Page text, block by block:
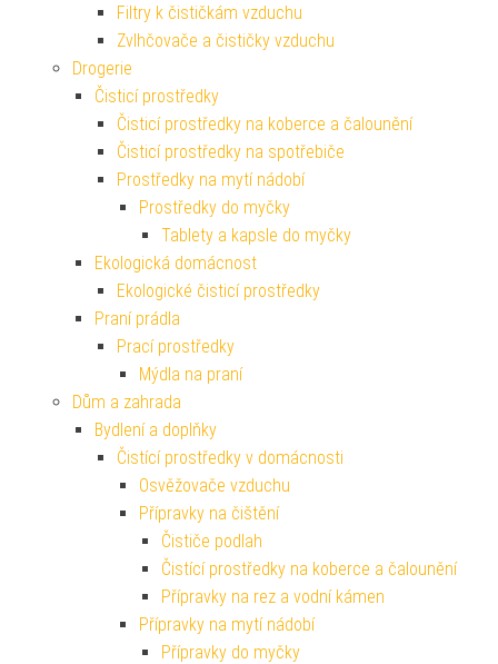
Filtry k čističkám vzduchu
Zvlhčovače a čističky vzduchu
Drogerie
Čisticí prostředky
Čisticí prostředky na koberce a čalounění
Čisticí prostředky na spotřebiče
Prostředky na mytí nádobí
Prostředky do myčky
Tablety a kapsle do myčky
Ekologická domácnost
Ekologické čisticí prostředky
Praní prádla
Prací prostředky
Mýdla na praní
Dům a zahrada
Bydlení a doplňky
Čistící prostředky v domácnosti
Osvěžovače vzduchu
Přípravky na čištění
Čističe podlah
Čistící prostředky na koberce a čalounění
Přípravky na rez a vodní kámen
Přípravky na mytí nádobí
Přípravky do myčky